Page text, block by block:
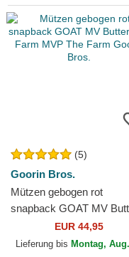
(5)
Goorin Bros.
Mützen gebogen rot
snapback GOAT MV
The Farm MVP The Farm
Goorin Bros.
EUR 44,95
Lieferung bis Montag,